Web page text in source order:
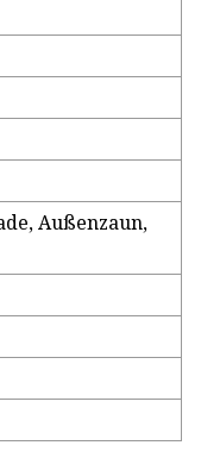
Außenzaun,